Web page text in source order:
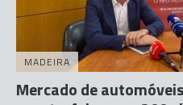
MADEIRA
Mercado de